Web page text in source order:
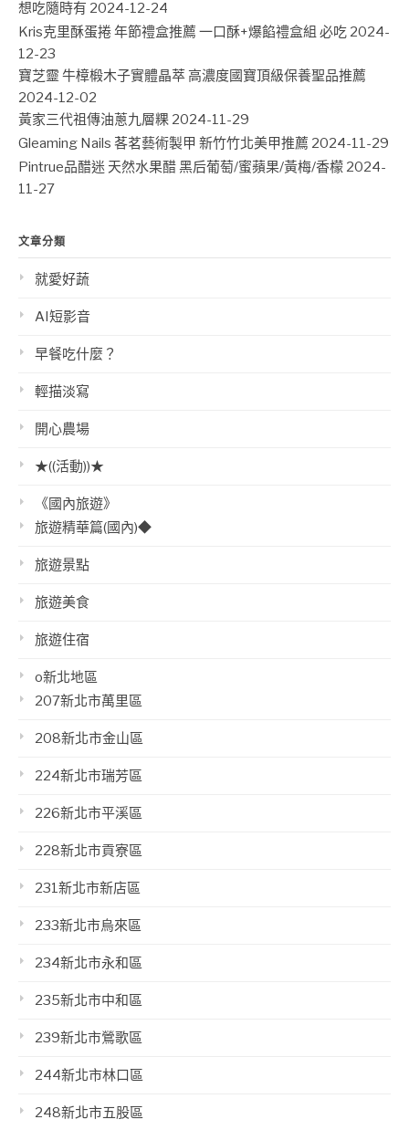
想吃隨時有 2024-12-24
Kris克里酥蛋捲 年節禮盒推薦 一口酥+爆餡禮盒組 必吃 2024-
12-23
寶芝靈 牛樟椴木子實體晶萃 高濃度國寶頂級保養聖品推薦
2024-12-02
黃家三代祖傳油蔥九層粿 2024-11-29
Gleaming Nails 茖茗藝術製甲 新竹竹北美甲推薦 2024-11-29
Pintrue品醋迷 天然水果醋 黑后葡萄/蜜蘋果/黃梅/香檬 2024-
11-27
文章分類
就愛好蔬
AI短影音
早餐吃什麼？
輕描淡寫
開心農場
★((活動))★
《國內旅遊》
旅遊精華篇(國內)◆
旅遊景點
旅遊美食
旅遊住宿
o新北地區
207新北市萬里區
208新北市金山區
224新北市瑞芳區
226新北市平溪區
228新北市貢寮區
231新北市新店區
233新北市烏來區
234新北市永和區
235新北市中和區
239新北市鶯歌區
244新北市林口區
248新北市五股區